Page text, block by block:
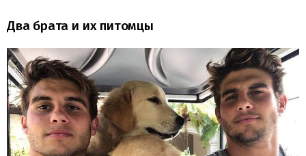
Два брата и их питомцы